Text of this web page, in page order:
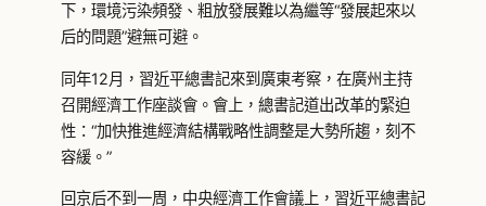
下，環境污染頻發、粗放發展難以為繼等“發展起來以
后的問題”避無可避。
同年12月，習近平總書記來到廣東考察，在廣州主持
召開經濟工作座談會。會上，總書記道出改革的緊迫
性：“加快推進經濟結構戰略性調整是大勢所趨，刻不
容緩。”
回京后不到一周，中央經濟工作會議上，習近平總書記